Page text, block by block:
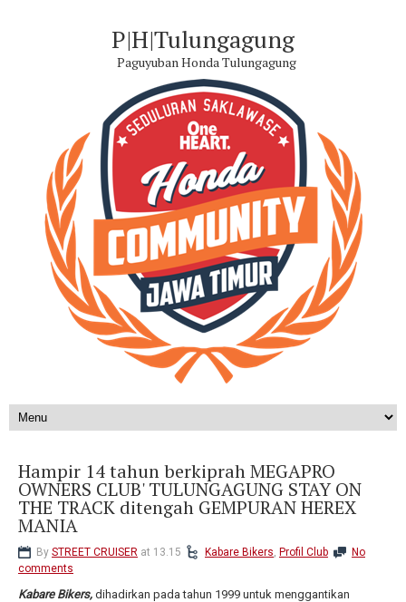
P|H|Tulungagung
Paguyuban Honda Tulungagung
Hampir 14 tahun berkiprah MEGAPRO
OWNERS CLUB' TULUNGAGUNG STAY ON
THE TRACK ditengah GEMPURAN HEREX
MANIA
By STREET CRUISER at 13.15 Kabare Bikers, Profil Club
No
comments
Kabare Bikers, dihadirkan pada tahun 1999 untuk menggantikan